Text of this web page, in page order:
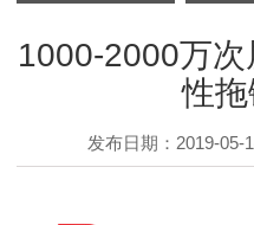
1000-2000万
性
发布日期：2019-05-